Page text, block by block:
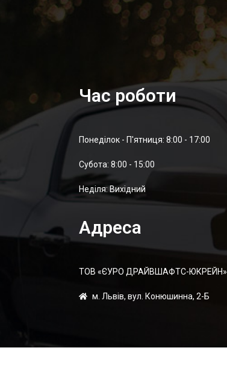
Час роботи
Понеділок - П'ятниця: 8:00 - 17:00
Суботa: 8:00 - 15:00
Неділя: Вихідний
Адреса
ТОВ «ЄУРО ДРАЙВШАФТC-ЮКРЕЙН»
м. Львів, вул. Конюшинна, 2-Б